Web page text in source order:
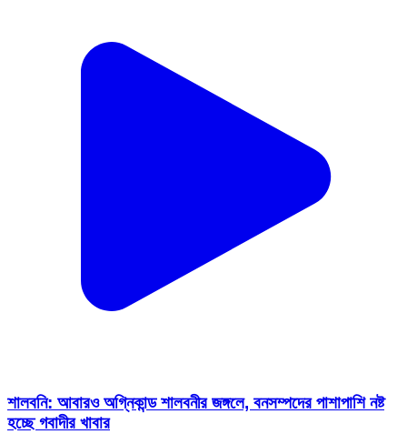
শালবনি: আবারও অগ্নিকান্ড শালবনীর জঙ্গলে, বনসম্পদের পাশাপাশি নষ্ট
হচ্ছে গবাদীর খাবার